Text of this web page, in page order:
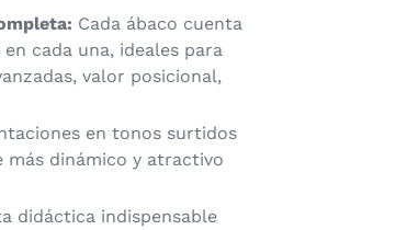
Cada ábaco cuenta
cada una, ideales para
valor posicional,
en tonos surtidos
más dinámico y atractivo
didáctica indispensable